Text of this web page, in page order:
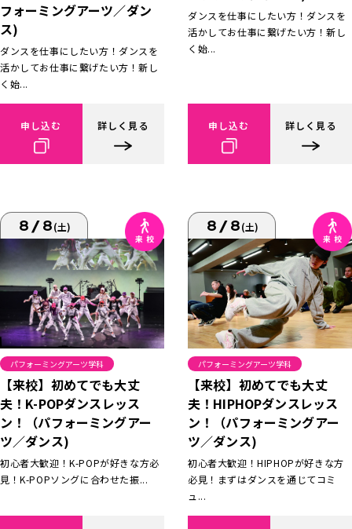
フォーミングアーツ／ダン
ス)
ダンスを仕事にしたい方！ダンスを
活かしてお仕事に繋げたい方！新し
く始...
申し込む 詳しく見る
ダンスを仕事にしたい方！ダンスを
活かしてお仕事に繋げたい方！新し
く始...
申し込む 詳しく見る
8/8(土)
パフォーミングアーツ学科
【来校】初めてでも大丈
夫！K-POPダンスレッス
ン！（パフォーミングアー
ツ／ダンス)
初心者大歓迎！K-POPが好きな方必
見！K-POPソングに合わせた振...
8/8(土)
パフォーミングアーツ学科
【来校】初めてでも大丈
夫！HIPHOPダンスレッス
ン！（パフォーミングアー
ツ／ダンス)
初心者大歓迎！HIPHOPが好きな方
必見！まずはダンスを通じてコミ
ュ...